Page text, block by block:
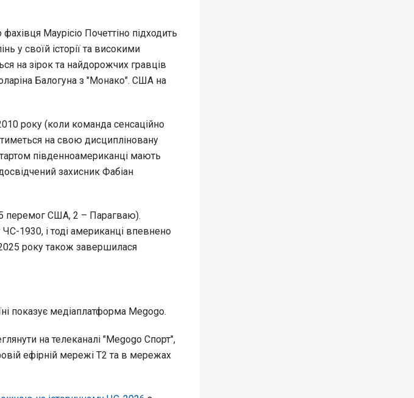
Маурісіо Почеттіно підходить
у своїй історії та високими
на зірок та найдорожчих гравців
Балогуна з "Монако". США на
року (коли команда сенсаційно
на свою дисципліновану
південноамериканці мають
захисник Фабіан
(5 перемог США, 2 – Парагваю).
1930, і тоді американці впевнено
2025 року також завершилася
показує медіаплатформа Megogo.
на телеканалі "Megogo Спорт",
ефірній мережі Т2 та в мережах